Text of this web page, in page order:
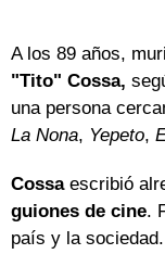
A los 89 años,
"Tito" Cossa,
una persona
La Nona, Yepeto,
Cossa escribió
guiones de cine.
país y la